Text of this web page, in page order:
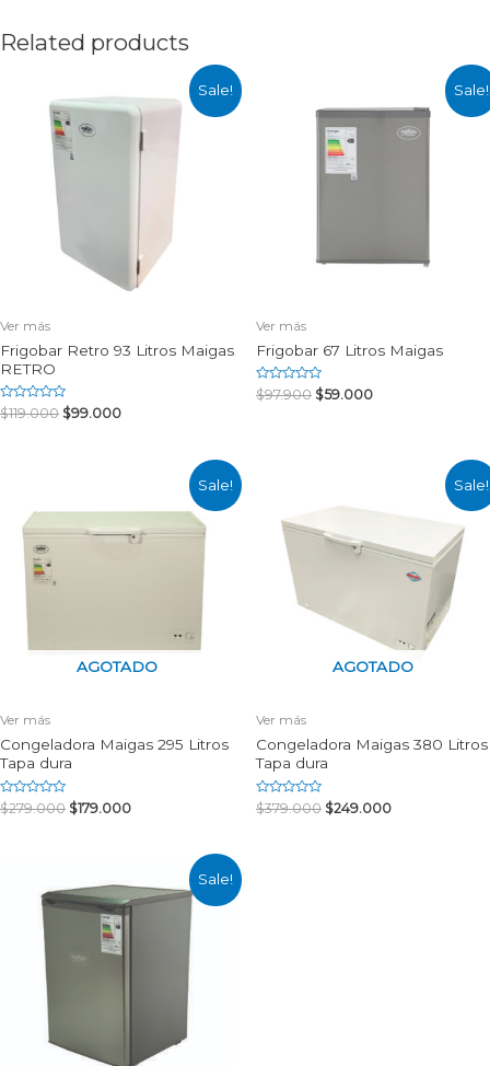
Related products
Sale!
Ver más
Frigobar Retro 93 Litros Maigas
RETRO
Rated
0
$119.000 $99.000
Sale!
Ver más
Frigobar 67 Litros Maigas
Rated
0
$97.900 $59.000
Sale!
AGOTADO
Ver más
Congeladora Maigas 295 Litros
Tapa dura
Rated
0
$279.000 $179.000
Sale!
AGOTADO
Ver más
Congeladora Maigas 380 Litros
Tapa dura
Rated
0
$379.000 $249.000
Sale!